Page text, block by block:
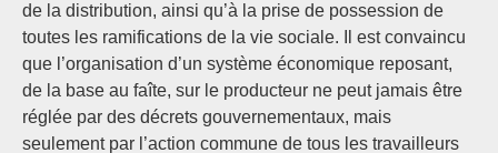
de la distribution, ainsi qu’à la prise de possession de
toutes les ramifications de la vie sociale. Il est convaincu
que l’organisation d’un système économique reposant,
de la base au faîte, sur le producteur ne peut jamais être
réglée par des décrets gouvernementaux, mais
seulement par l’action commune de tous les travailleurs